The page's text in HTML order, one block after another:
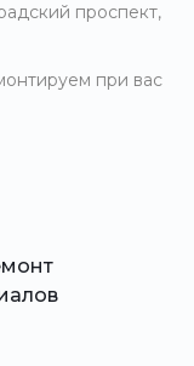
проспект,
при вас